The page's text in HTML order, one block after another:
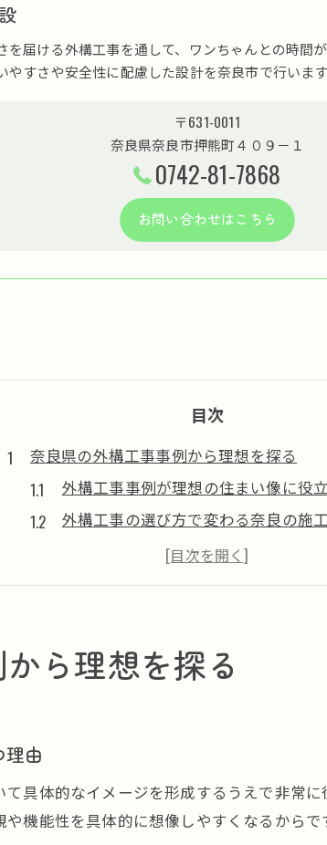
を届ける外構工事を通して、ワンちゃんとの時間
やすさや安全性に配慮した設計を奈良市で行います
〒631-0011
奈良県奈良市押熊町４０９－１
0742-81-7868
お問い合わせはこちら
目次
奈良県の外構工事事例から理想を探る
外構工事事例が理想の住まい像に役
外構工事の選び方で変わる奈良の施
奈良県の外構工事で人気のデザイン実
理想を叶える外構工事の事例と比較
おしゃれ外構工事を叶える奈良のポイント
奈良で話題のおしゃれ外構工事の選び
外構工事で叶える理想のエクステリ
ら理想を探る
由
具体的なイメージを形成するうえで非常
機能性を具体的に想像しやすくなるからで